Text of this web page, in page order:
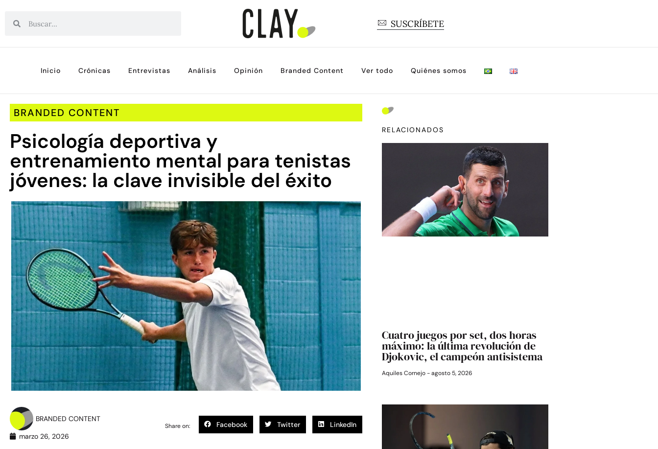
SUSCRÍBETE
Inicio Crónicas Entrevistas Análisis Opinión Branded Content Ver todo Quiénes somos
BRANDED CONTENT
Psicología deportiva y
entrenamiento mental para tenistas
jóvenes: la clave invisible del éxito
BRANDED CONTENT
marzo 26, 2026
Share on: Facebook Twitter LinkedIn
RELACIONADOS
Cuatro juegos por set, dos horas
máximo: la última revolución de
Djokovic, el campeón antisistema
Aquiles Cornejo agosto 5, 2026